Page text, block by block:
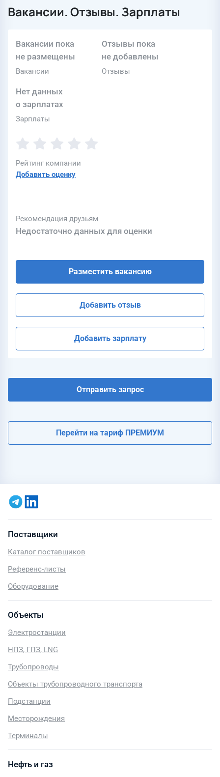
Вакансии. Отзывы. Зарплаты
Вакансии пока
не размещены
Вакансии
Отзывы пока
не добавлены
Отзывы
Нет данных
о зарплатах
Зарплаты
Рейтинг компании
Добавить оценку
Рекомендация друзьям
Недостаточно данных для оценки
Разместить вакансию
Добавить отзыв
Добавить зарплату
Отправить запрос
Перейти на тариф ПРЕМИУМ
Поставщики
Каталог поставщиков
Референс-листы
Оборудование
Объекты
Электростанции
НПЗ, ГПЗ, LNG
Трубопроводы
Объекты трубопроводного транспорта
Подстанции
Месторождения
Терминалы
Нефть и газ